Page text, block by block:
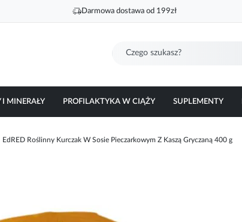
Darmowa dostawa od 199zł
MINERAŁY PROFILAKTYKA W CIĄŻY SUPLEMENTY
EdRED Roślinny Kurczak W Sosie Pieczarkowym Z Kaszą Gryczaną 400 g